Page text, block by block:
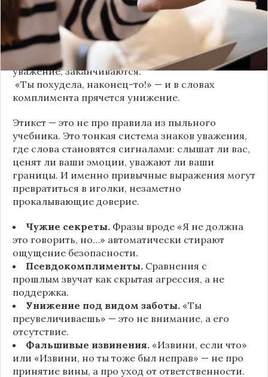
«Да я никому не расскажу, правда». И через пару
дней вашу историю пересказывает другой
человек.
«Хватит ныть» — и разговор, а вместе с ним
уважение, заканчиваются.
«Ты похудела, наконец-то!» — и в словах
комплимента прячется унижение.
Этикет — это не про правила из пыльного
учебника. Это тонкая система знаков уважения,
где слова становятся сигналами: слышат ли вас,
ценят ли ваши эмоции, уважают ли ваши
границы. И именно привычные выражения могут
превратиться в иголки, незаметно
прокалывающие доверие.
Чужие секреты. Фразы вроде «Я не должна
это говорить, но…» автоматически стирают
ощущение безопасности.
Псевдокомплименты. Сравнения с
прошлым звучат как скрытая агрессия, а не
поддержка.
Унижение под видом заботы. «Ты
преувеличиваешь» — это не внимание, а его
отсутствие.
Фальшивые извинения. «Извини, если что»
или «Извини, но ты тоже был неправ» — не про
принятие вины, а про уход от ответственности.